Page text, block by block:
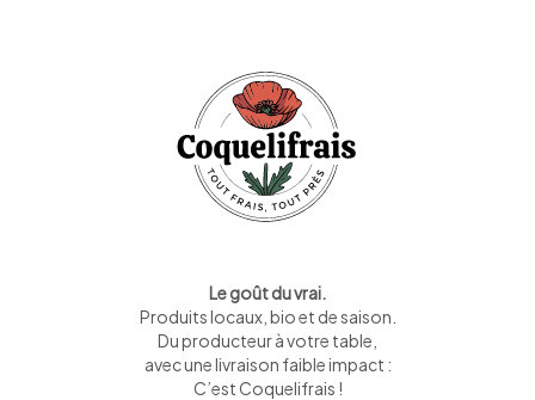
Le goût du vrai.
Produits locaux, bio et de saison
Du producteur à votre table,
avec une livraison faible impact :
C’est Coquelifrais !